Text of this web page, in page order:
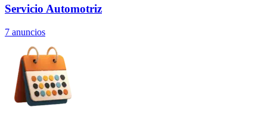
Servicio Automotriz
7 anuncios